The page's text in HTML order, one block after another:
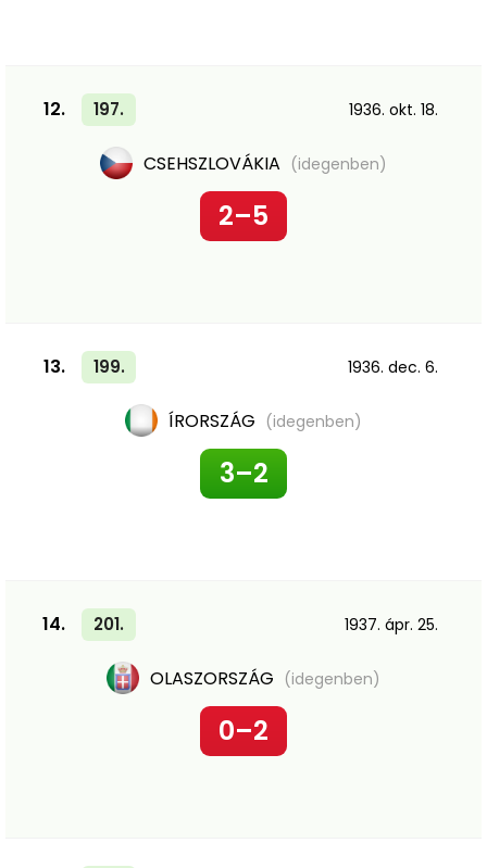
12. 197. 1936. okt. 18.
CSEHSZLOVÁKIA (idegenben)
2–5
13. 199. 1936. dec. 6.
ÍRORSZÁG (idegenben)
3–2
14. 201. 1937. ápr. 25.
OLASZORSZÁG (idegenben)
0–2